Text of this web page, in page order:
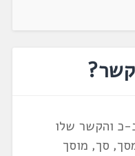
כ והקשר שלו
סך, מוסך